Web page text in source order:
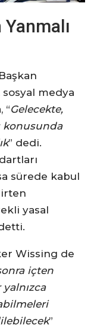
sosyal medya
“Gelecekte,
konusunda
” dedi.
sürede kabul
yasal
Wissing de
içten
”